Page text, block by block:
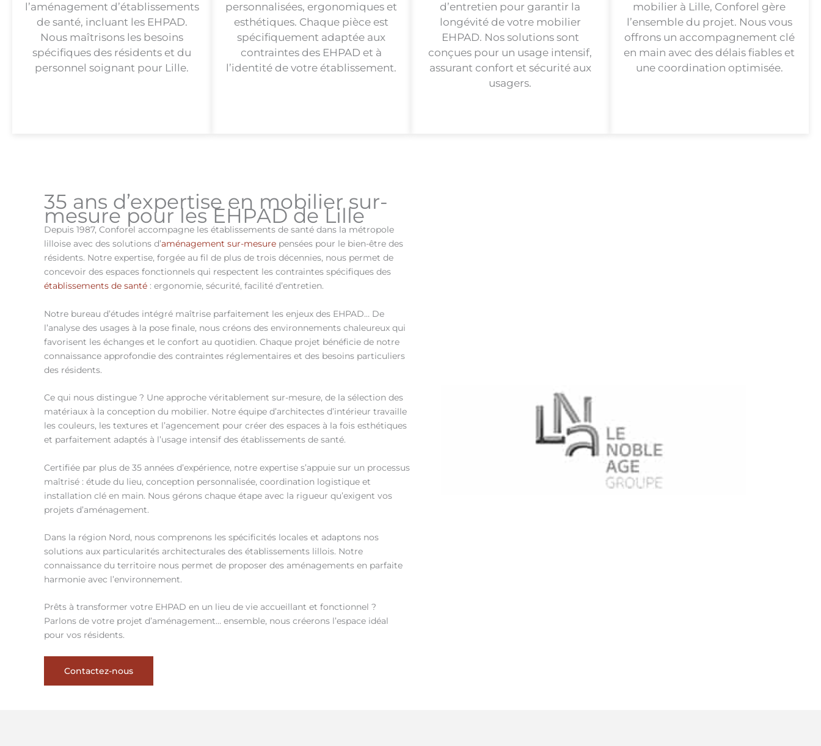
l’aménagement d’établissements
de santé, incluant les EHPAD.
Nous maîtrisons les besoins
spécifiques des résidents et du
personnel soignant pour Lille.
personnalisées, ergonomiques et
esthétiques. Chaque pièce est
spécifiquement adaptée aux
contraintes des EHPAD et à
l’identité de votre établissement.
d’entretien pour garantir la
longévité de votre mobilier
EHPAD. Nos solutions sont
conçues pour un usage intensif,
assurant confort et sécurité aux
usagers.
mobilier à Lille, Conforel gère
l’ensemble du projet. Nous vous
offrons un accompagnement clé
en main avec des délais fiables et
une coordination optimisée.
35 ans d’expertise en mobilier sur-
mesure pour les EHPAD de Lille
Depuis 1987, Conforel accompagne les établissements de santé dans la métropole
lilloise avec des solutions d’aménagement sur-mesure pensées pour le bien-être des
résidents. Notre expertise, forgée au fil de plus de trois décennies, nous permet de
concevoir des espaces fonctionnels qui respectent les contraintes spécifiques des
établissements de santé : ergonomie, sécurité, facilité d’entretien.
Notre bureau d’études intégré maîtrise parfaitement les enjeux des EHPAD… De
l’analyse des usages à la pose finale, nous créons des environnements chaleureux qui
favorisent les échanges et le confort au quotidien. Chaque projet bénéficie de notre
connaissance approfondie des contraintes réglementaires et des besoins particuliers
des résidents.
Ce qui nous distingue ? Une approche véritablement sur-mesure, de la sélection des
matériaux à la conception du mobilier. Notre équipe d’architectes d’intérieur travaille
les couleurs, les textures et l’agencement pour créer des espaces à la fois esthétiques
et parfaitement adaptés à l’usage intensif des établissements de santé.
Certifiée par plus de 35 années d’expérience, notre expertise s’appuie sur un processus
maîtrisé : étude du lieu, conception personnalisée, coordination logistique et
installation clé en main. Nous gérons chaque étape avec la rigueur qu’exigent vos
projets d’aménagement.
Dans la région Nord, nous comprenons les spécificités locales et adaptons nos
solutions aux particularités architecturales des établissements lillois. Notre
connaissance du territoire nous permet de proposer des aménagements en parfaite
harmonie avec l’environnement.
Prêts à transformer votre EHPAD en un lieu de vie accueillant et fonctionnel ?
Parlons de votre projet d’aménagement… ensemble, nous créerons l’espace idéal
pour vos résidents.
Contactez-nous